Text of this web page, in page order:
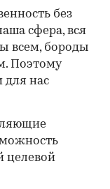
без
сфера, вся
всем, бороды
Поэтому
для нас
целевой